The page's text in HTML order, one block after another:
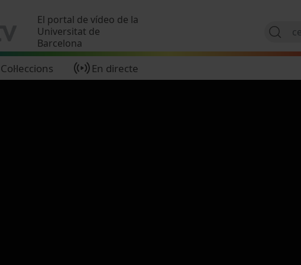
El portal de vídeo de la
Universitat de
Barcelona
Col·leccions En directe